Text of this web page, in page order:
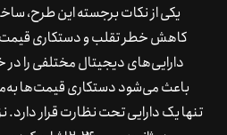
یکی از نکات برجسته این طرح،
کاهش خطر تقلب و دستکاری
دارایی‌های دیجیتال مختلفی را
باعث می‌شود دستکاری قیمت‌ها
تنها یک دارایی تحت نظارت قرار